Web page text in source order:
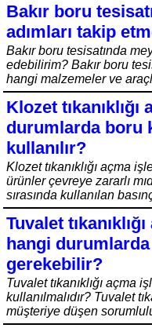
Bakır boru
adımları takip
Bakır boru tesisatında
edebilirim? Bakır boru
hangi malzemeler ve
Klozet
durumlarda boru
kullanılır?
Klozet tıkanıklığı açma
ürünler çevreye zararlı
sırasında kullanılan
Tuvalet
hangi
gerekebilir?
Tuvalet tıkanıklığı
kullanılmalıdır? Tuvalet
müşteriye düşen